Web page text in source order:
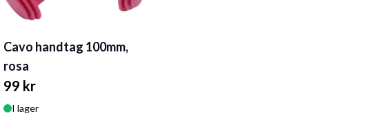
Cavo handtag 100mm,
rosa
99 kr
I lager